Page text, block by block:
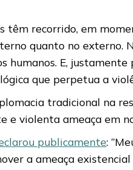
têm recorrido, em
quanto no externo.
E,
que perpetua a
tradicional na
e violenta ameaça em
publicamente:
a ameaça